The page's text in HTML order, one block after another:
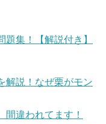
題集！【解説付き】
解説！なぜ栗がモン
違われてます！